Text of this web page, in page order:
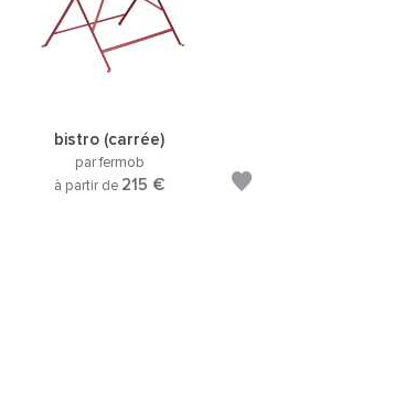
bistro (carrée)
par fermob
à partir de 215 €